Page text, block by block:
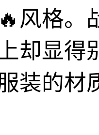
风格。
却显得
装的材